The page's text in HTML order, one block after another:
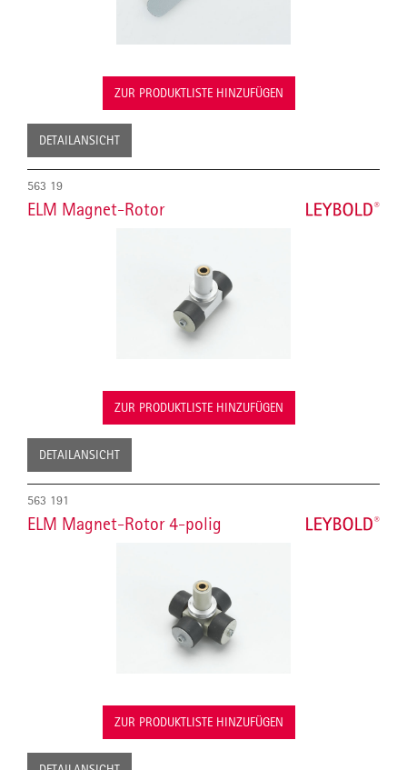
ZUR PRODUKTLISTE HINZUFÜGEN
DETAILANSICHT
563 19
ELM Magnet-Rotor
ZUR PRODUKTLISTE HINZUFÜGEN
DETAILANSICHT
563 191
ELM Magnet-Rotor 4-polig
ZUR PRODUKTLISTE HINZUFÜGEN